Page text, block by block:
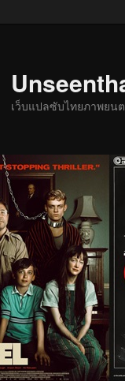
เว็บแปลซับไทยภาพยน